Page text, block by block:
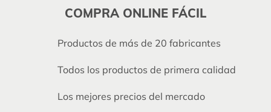
COMPRA ONLINE FÁCIL
Productos de más de 20 fabricantes
Todos los productos de primera calidad
Los mejores precios del mercado